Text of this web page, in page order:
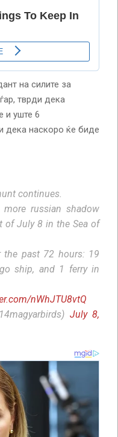
на силите за
тврди дека
и уште 6
дека наскоро ќе биде
continues.
russian shadow
of July 8 in the Sea of
the past 72 hours: 19
ship, and 1 ferry in
nWhJTU8vtQ
July 8,